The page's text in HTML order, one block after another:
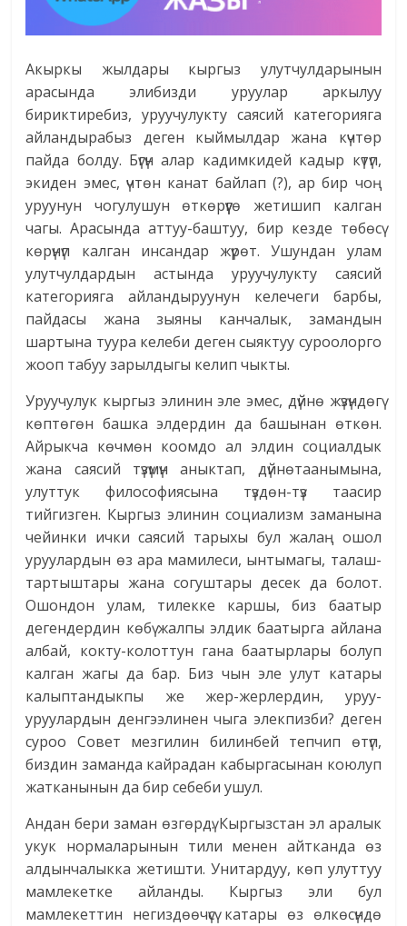
Акыркы жылдары кыргыз улутчулдарынын
арасында элибизди уруулар аркылуу
бириктиребиз, уруучулукту саясий категорияга
айландырабыз деген кыймылдар жана күчтөр
пайда болду. Бүгүн алар кадимкидей кадыр күтүп,
экиден эмес, үчтөн канат байлап (?), ар бир чоң
уруунун чогулушун өткөрүүгө жетишип калган
чагы. Арасында аттуу-баштуу, бир кезде төбөсү
көрүнүп калган инсандар жүрөт. Ушундан улам
улутчулдардын астында уруучулукту саясий
категорияга айландыруунун келечеги барбы,
пайдасы жана зыяны канчалык, замандын
шартына туура келеби деген сыяктуу суроолорго
жооп табуу зарылдыгы келип чыкты.
Уруучулук кыргыз элинин эле эмес, дүйнө жүзүндөгү
көптөгөн башка элдердин да башынан өткөн.
Айрыкча көчмөн коомдо ал элдин социалдык
жана саясий түзүмүн аныктап, дүйнөтаанымына,
улуттук философиясына түздөн-түз таасир
тийгизген. Кыргыз элинин социализм заманына
чейинки ички саясий тарыхы бул жалаң ошол
уруулардын өз ара мамилеси, ынтымагы, талаш-
тартыштары жана согуштары десек да болот.
Ошондон улам, тилекке каршы, биз баатыр
дегендердин көбү жалпы элдик баатырга айлана
албай, кокту-колоттун гана баатырлары болуп
калган жагы да бар. Биз чын эле улут катары
калыптандыкпы же жер-жерлердин, уруу-
уруулардын денгээлинен чыга элекпизби? деген
суроо Совет мезгилин билинбей тепчип өтүп,
биздин заманда кайрадан кабыргасынан коюлуп
жатканынын да бир себеби ушул.
Андан бери заман өзгөрдү. Кыргызстан эл аралык
укук нормаларынын тили менен айтканда өз
алдынчалыкка жетишти. Унитардуу, көп улуттуу
мамлекетке айланды. Кыргыз эли бул
мамлекеттин негиздөөчүсү катары өз өлкөсүндө